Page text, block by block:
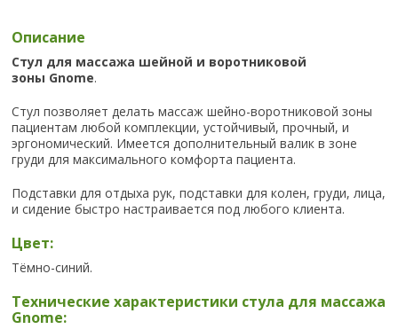
Описание
Стул для массажа шейной и воротниковой
зоны Gnome.
Стул позволяет делать массаж шейно-воротниковой зоны
пациентам любой комплекции, устойчивый, прочный, и
эргономический. Имеется дополнительный валик в зоне
груди для максимального комфорта пациента.
Подставки для отдыха рук, подставки для колен, груди, лица,
и сидение быстро настраивается под любого клиента.
Цвет:
Тёмно-синий.
Технические характеристики стула для массажа
Gnome: